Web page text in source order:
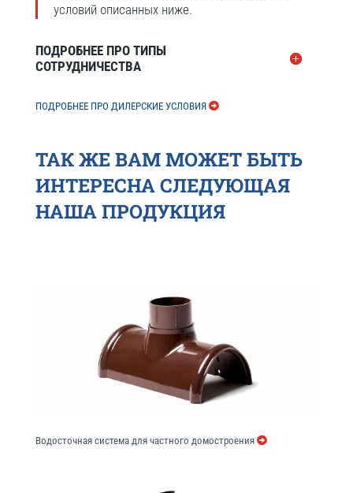
условий описанных ниже.
ПОДРОБНЕЕ ПРО ТИПЫ
СОТРУДНИЧЕСТВА
ПОДРОБНЕЕ ПРО ДИЛЕРСКИЕ УСЛОВИЯ
ТАК ЖЕ ВАМ МОЖЕТ БЫТЬ
ИНТЕРЕСНА СЛЕДУЮЩАЯ
НАША ПРОДУКЦИЯ
Водосточная система для частного домостроения